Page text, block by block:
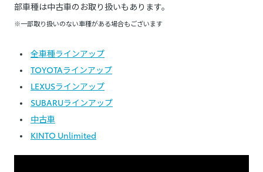
部車種は中古車のお取り扱いもあります。
※一部取り扱いのない車種がある場合もございます
全車種ラインアップ
TOYOTAラインアップ
LEXUSラインアップ
SUBARUラインアップ
中古車
KINTO Unlimited